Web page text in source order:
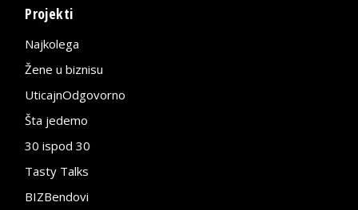
Projekti
Najkolega
Žene u biznisu
UticajnOdgovorno
Šta jedemo
30 ispod 30
Tasty Talks
BIZBendovi